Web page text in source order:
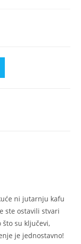
ni jutarnju kafu
ste ostavili stvari
što su ključevi,
je jednostavno!